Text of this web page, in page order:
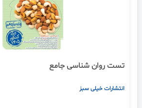
تست روان شناسی جامع
انتشارات خیلی سبز